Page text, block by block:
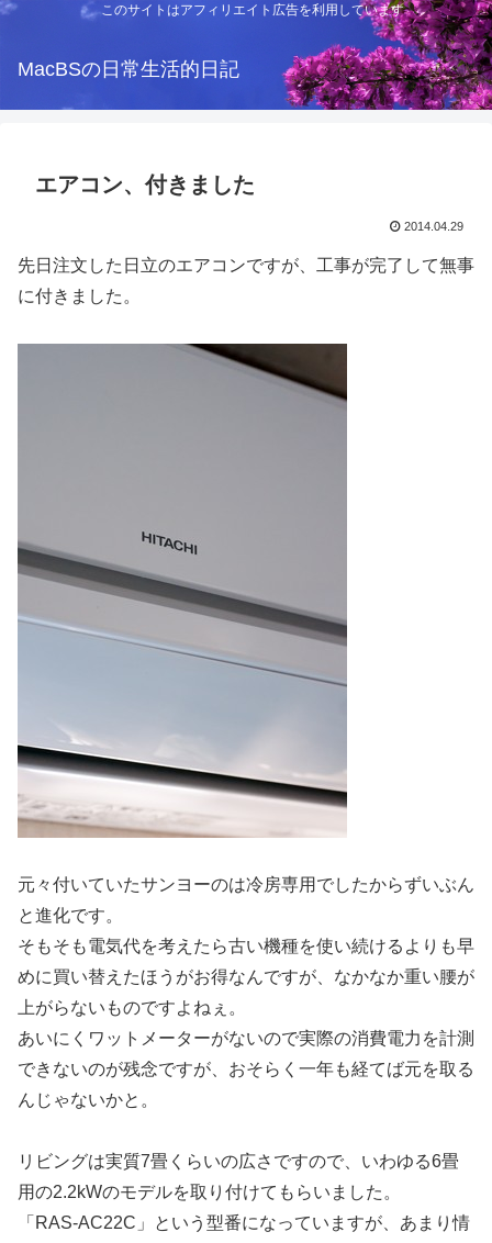
このサイトはアフィリエイト広告を利用しています
MacBSの日常生活的日記
エアコン、付きました
2014.04.29
先日注文した日立のエアコンですが、工事が完了して無事
に付きました。
元々付いていたサンヨーのは冷房専用でしたからずいぶん
と進化です。
そもそも電気代を考えたら古い機種を使い続けるよりも早
めに買い替えたほうがお得なんですが、なかなか重い腰が
上がらないものですよねぇ。
あいにくワットメーターがないので実際の消費電力を計測
できないのが残念ですが、おそらく一年も経てば元を取る
んじゃないかと。
リビングは実質7畳くらいの広さですので、いわゆる6畳
用の2.2kWのモデルを取り付けてもらいました。
「RAS-AC22C」という型番になっていますが、あまり情